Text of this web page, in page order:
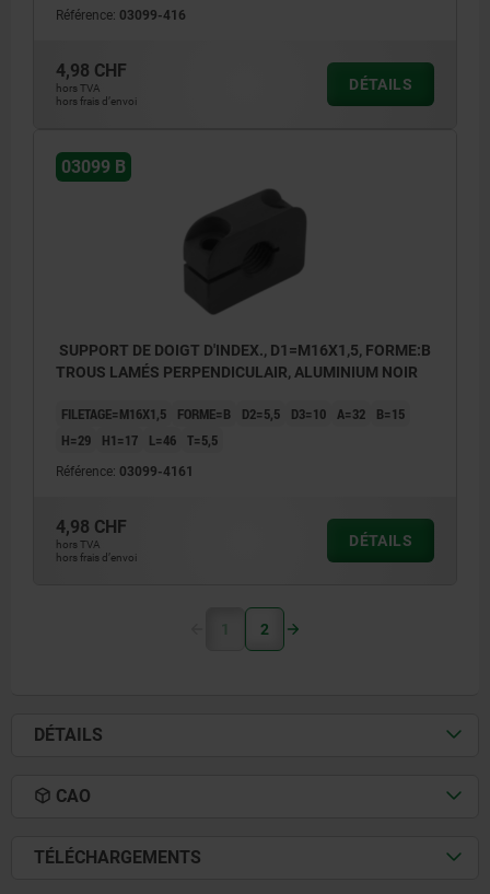
Référence: 03099-416
4,98 CHF
hors TVA
hors frais d’envoi
DÉTAILS
03099 B
SUPPORT DE DOIGT D'INDEX., D1=M16X1,5, FORME:B
TROUS LAMÉS PERPENDICULAIR, ALUMINIUM NOIR
FILETAGE=M16X1,5 FORME=B D2=5,5 D3=10 A=32
B=15
H=29
H1=17 L=46 T=5,5
Référence: 03099-4161
4,98 CHF
hors TVA
hors frais d’envoi
DÉTAILS
1 2
DÉTAILS
CAO
TÉLÉCHARGEMENTS